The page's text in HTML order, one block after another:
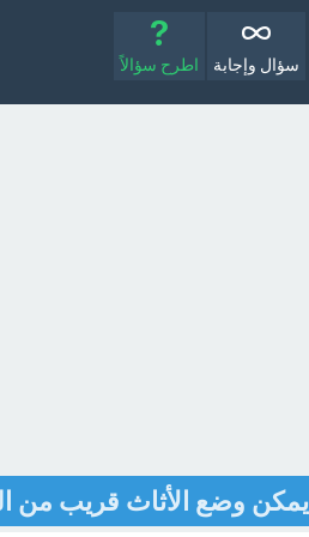
سؤال وإجابة اطرح سؤالاً
يمكن وضع الأثاث قريب من